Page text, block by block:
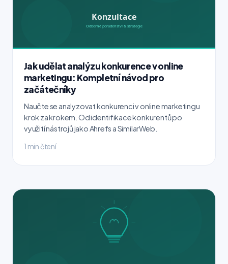
Jak udělat analýzu konkurence v online
marketingu: Kompletní návod pro
začátečníky
Naučte se analyzovat konkurenci v online marketingu
krok za krokem. Od identifikace konkurentů po
využití nástrojů jako Ahrefs a SimilarWeb.
1 min čtení